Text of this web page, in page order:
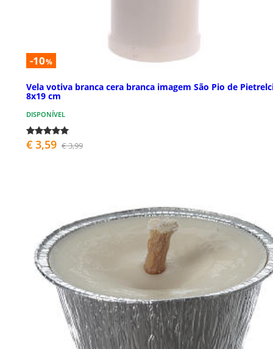
-10%
Vela votiva branca cera branca imagem São Pio de
8x19 cm
DISPONÍVEL
€ 3,59 € 3,99